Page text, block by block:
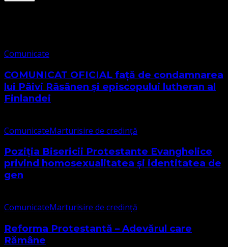
Comunicate
COMUNICAT OFICIAL față de condamnarea
lui Päivi Räsänen și episcopului lutheran al
Finlandei
ComunicateMarturisire de credință
Poziția Bisericii Protestante Evanghelice
privind homosexualitatea și identitatea de
gen
ComunicateMarturisire de credință
Reforma Protestantă – Adevărul care
Rămâne